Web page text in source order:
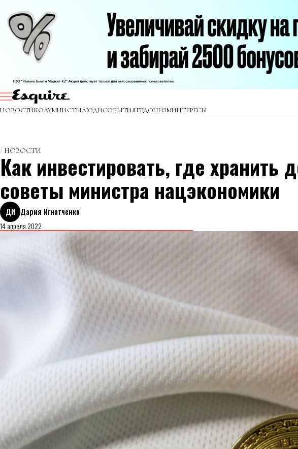
НОВОСТИКОЛУМНИСТЫЛЮДИСОБЫТИЯГЕДОНИЗМИНТЕРЕСЫ
НОВОСТИ
Как инвестировать, где
советы министра нацэкономики
ДИ Дария Игнатченко
14 апреля 2022